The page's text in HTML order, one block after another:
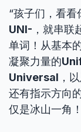
“孩子们，看
UNI- ，就串
单词！从基本
凝聚力量的
Universal ，
还有指示方向
仅是冰山一角